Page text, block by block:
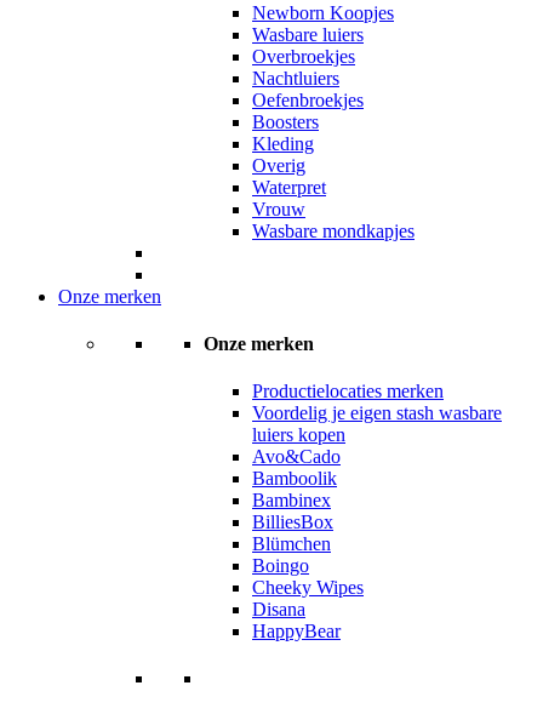
Newborn Koopjes
Wasbare luiers
Overbroekjes
Nachtluiers
Oefenbroekjes
Boosters
Kleding
Overig
Waterpret
Vrouw
Wasbare mondkapjes
Onze merken
Onze merken
Productielocaties merken
Voordelig je eigen stash wasbare
luiers kopen
Avo&Cado
Bamboolik
Bambinex
BilliesBox
Blümchen
Boingo
Cheeky Wipes
Disana
HappyBear